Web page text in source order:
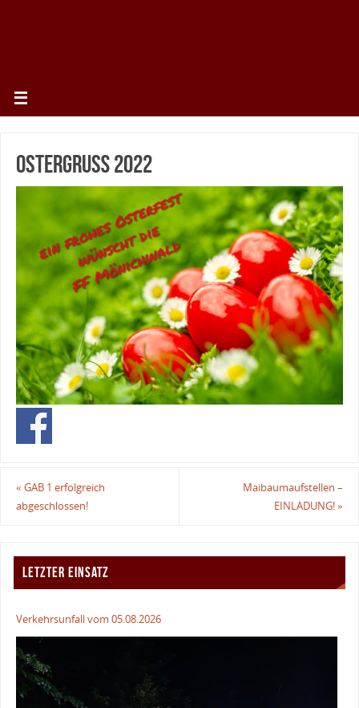
Ostergruß 2022
« GAB 1 erfolgreich
abgeschlossen!
Maibaumaufstellen –
EINLADUNG!»
LETZTER EINSATZ
Verkehrsunfall vom 05.08.2026